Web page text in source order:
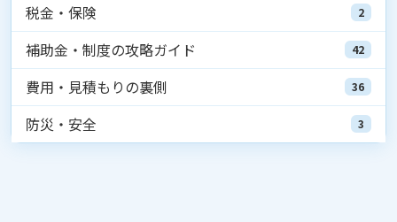
税金・保険 2
補助金・制度の攻略ガイド 42
費用・見積もりの裏側 36
防災・安全 3